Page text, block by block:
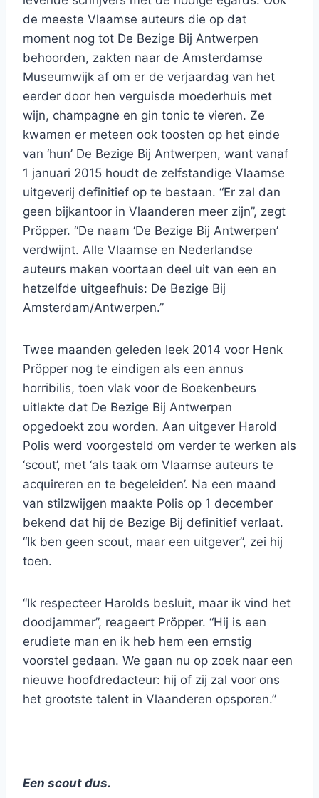
de meeste Vlaamse auteurs die op dat
moment nog tot De Bezige Bij Antwerpen
behoorden, zakten naar de Amsterdamse
Museumwijk af om er de verjaardag van het
eerder door hen verguisde moederhuis met
wijn, champagne en gin tonic te vieren. Ze
kwamen er meteen ook toosten op het einde
van ‘hun’ De Bezige Bij Antwerpen, want vanaf
1 januari 2015 houdt de zelfstandige Vlaamse
uitgeverij definitief op te bestaan. “Er zal dan
geen bijkantoor in Vlaanderen meer zijn”, zegt
Pröpper. “De naam ‘De Bezige Bij Antwerpen’
verdwijnt. Alle Vlaamse en Nederlandse
auteurs maken voortaan deel uit van een en
hetzelfde uitgeefhuis: De Bezige Bij
Amsterdam/Antwerpen.”
Twee maanden geleden leek 2014 voor Henk
Pröpper nog te eindigen als een annus
horribilis, toen vlak voor de Boekenbeurs
uitlekte dat De Bezige Bij Antwerpen
opgedoekt zou worden. Aan uitgever Harold
Polis werd voorgesteld om verder te werken als
‘scout’, met ‘als taak om Vlaamse auteurs te
acquireren en te begeleiden’. Na een maand
van stilzwijgen maakte Polis op 1 december
bekend dat hij de Bezige Bij definitief verlaat.
“Ik ben geen scout, maar een uitgever”, zei hij
toen.
“Ik respecteer Harolds besluit, maar ik vind het
doodjammer”, reageert Pröpper. “Hij is een
erudiete man en ik heb hem een ernstig
voorstel gedaan. We gaan nu op zoek naar een
nieuwe hoofdredacteur: hij of zij zal voor ons
het grootste talent in Vlaanderen opsporen.”
Een scout dus.